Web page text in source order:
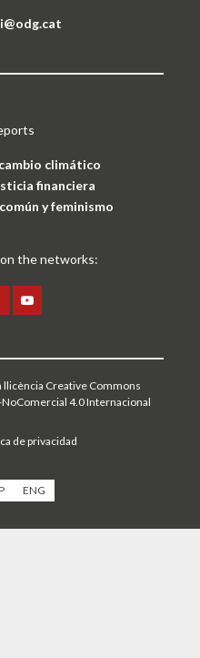
climático
financiera
y feminismo
the networks:
llicència Creative Commons
4.0 Internacional
de privacidad
ENG